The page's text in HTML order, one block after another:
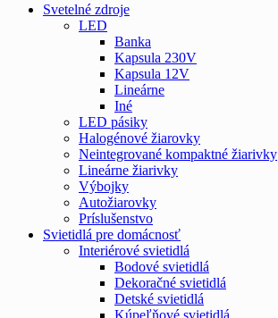
Svetelné zdroje
LED
Banka
Kapsula 230V
Kapsula 12V
Lineárne
Iné
LED pásiky
Halogénové žiarovky
Neintegrované kompaktné žiarivky
Lineárne žiarivky
Výbojky
Autožiarovky
Príslušenstvo
Svietidlá pre domácnosť
Interiérové svietidlá
Bodové svietidlá
Dekoračné svietidlá
Detské svietidlá
Kúpeľňové svietidlá